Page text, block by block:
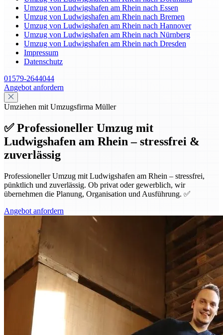
Umzug von Ludwigshafen am Rhein nach Essen
Umzug von Ludwigshafen am Rhein nach Bremen
Umzug von Ludwigshafen am Rhein nach Hannover
Umzug von Ludwigshafen am Rhein nach Nürnberg
Umzug von Ludwigshafen am Rhein nach Dresden
Impressum
Datenschutz
01579-2644044
Angebot anfordern
Umziehen mit Umzugsfirma Müller
✅ Professioneller Umzug mit
Ludwigshafen am Rhein – stressfrei &
zuverlässig
Professioneller Umzug mit Ludwigshafen am Rhein – stressfrei,
pünktlich und zuverlässig. Ob privat oder gewerblich, wir
übernehmen die Planung, Organisation und Ausführung. ✅
Angebot anfordern